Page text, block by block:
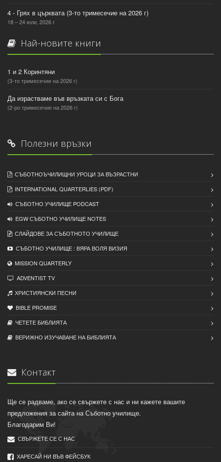
4 - Грях в църквата (3-то тримесечие на 2026 г)
18 – 24 юли, 2026 г
Най-новите книги
1 и 2 Коринтяни
(3-то тримесечие на 2026 г)
Да израстваме във връзката си с Бога
(2-ро тримесечие на 2026 г)
Полезни връзки
СЪБОТНОЪЧИЛИЩНИ УРОЦИ ЗА ВЪЗРАСТНИ
INTERNATIONAL QUARTERLIES (PDF)
СЪБОТНО УЧИЛИЩЕ PODCAST
EGW СЪБОТНО УЧИЛИЩЕ NOTES
СЛАЙДОВЕ ЗА СЪБОТНОТО УЧИЛИЩЕ
СЪБОТНО УЧИЛИЩЕ : ВЯРА ВОЛЯ ВИЗИЯ
MISSION QUARTERLY
ADVENTIST TV
ХРИСТИЯНСКИ ПЕСНИ
BIBLE PROMISE
ЧЕТЕТЕ БИБЛИЯТА
ВЕРИЖНО ИЗУЧАВАНЕ НА БИБЛИЯТА
Контакт
Ще се радваме, ако се свържете с нас и ни кажете вашите
предложения за сайта на Съботно училище.
Благодарим Ви!
СВЪРЖЕТЕ СЕ С НАС
ХАРЕСАЙ НИ ВЪВ ФЕЙСБУК